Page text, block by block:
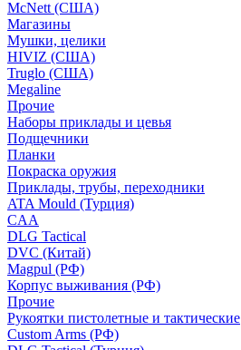
McNett (США)
Магазины
Мушки, целики
HIVIZ (США)
Truglo (США)
Megaline
Прочие
Наборы приклады и цевья
Подщечники
Планки
Покраска оружия
Приклады, трубы, переходники
ATA Mould (Турция)
CAA
DLG Tactical
DVC (Китай)
Magpul (РФ)
Корпус выживания (РФ)
Прочие
Рукоятки пистолетные и тактические
Custom Arms (РФ)